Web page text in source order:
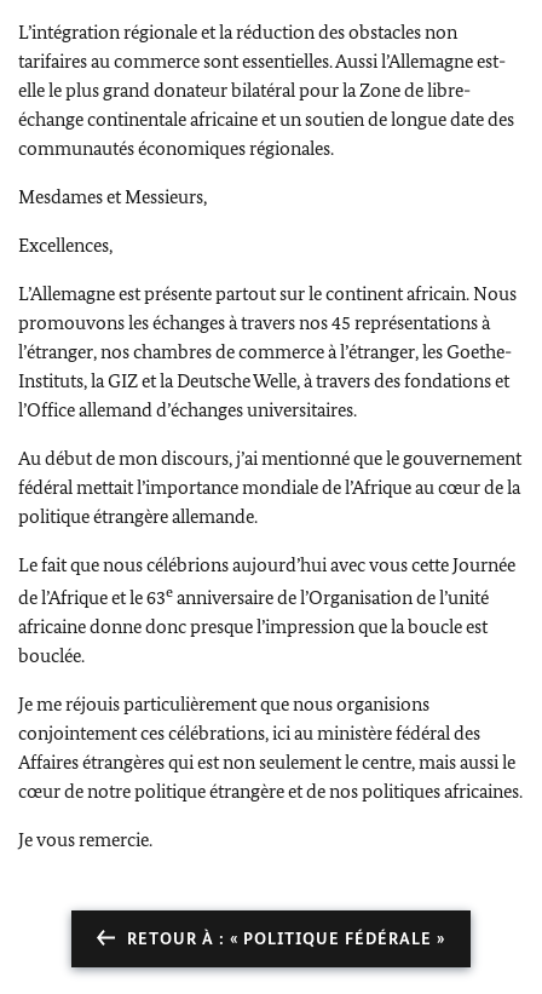
L’intégration régionale et la réduction des obstacles non
tarifaires au commerce sont essentielles. Aussi l’Allemagne est-
elle le plus grand donateur bilatéral pour la Zone de libre-
échange continentale africaine et un soutien de longue date des
communautés économiques régionales.
Mesdames et Messieurs,
Excellences,
L’Allemagne est présente partout sur le continent africain. Nous
promouvons les échanges à travers nos 45 représentations à
l’étranger, nos chambres de commerce à l’étranger, lesGoethe-
Instituts, la GIZ et laDeutsche Welle, à travers des fondations et
l’Office allemand d’échanges universitaires.
Au début de mon discours, j’ai mentionné que le gouvernement
fédéral mettait l’importance mondiale de l’Afrique au cœur de la
politique étrangère allemande.
Le fait que nous célébrions aujourd’hui avec vous cette Journée
de l’Afrique et le 63eanniversaire de l’Organisation de l’unité
africaine donne donc presque l’impression que la boucle est
bouclée.
Je me réjouis particulièrement que nous organisions
conjointement ces célébrations, ici au ministère fédéral des
Affaires étrangères qui est non seulement le centre, mais aussi le
cœur de notre politique étrangère et de nos politiques africaines.
Je vous remercie.
RETOUR À : « POLITIQUE FÉDÉRALE »